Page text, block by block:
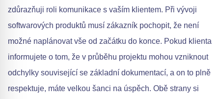
zdůrazňuji roli komunikace s vaším klientem. Při vývoji
softwarových produktů musí zákazník pochopit, že není
možné naplánovat vše od začátku do konce. Pokud klienta
informujete o tom, že v průběhu projektu mohou vzniknout
odchylky související se základní dokumentací, a on to plně
respektuje, máte velkou šanci na úspěch. Obě strany si